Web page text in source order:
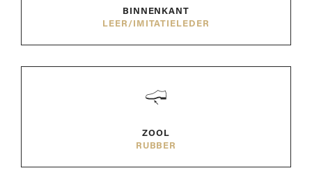
BINNENKANT
LEER/IMITATIELEDER
ZOOL
RUBBER